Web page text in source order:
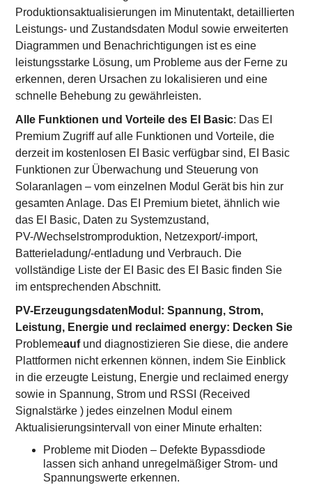
Produktionsaktualisierungen im Minutentakt, detaillierten
Leistungs- und Zustandsdaten Modul sowie erweiterten
Diagrammen und Benachrichtigungen ist es eine
leistungsstarke Lösung, um Probleme aus der Ferne zu
erkennen, deren Ursachen zu lokalisieren und eine
schnelle Behebung zu gewährleisten.
Alle Funktionen und Vorteile des EI Basic: Das EI
Premium Zugriff auf alle Funktionen und Vorteile, die
derzeit im kostenlosen EI Basic verfügbar sind, EI Basic
Funktionen zur Überwachung und Steuerung von
Solaranlagen – vom einzelnen Modul Gerät bis hin zur
gesamten Anlage. Das EI Premium bietet, ähnlich wie
das EI Basic, Daten zu Systemzustand,
PV-/Wechselstromproduktion, Netzexport/-import,
Batterieladung/-entladung und Verbrauch. Die
vollständige Liste der EI Basic des EI Basic finden Sie
im entsprechenden Abschnitt.
PV-ErzeugungsdatenModul: Spannung, Strom,
Leistung, Energie und reclaimed energy: Decken Sie
Problemeauf und diagnostizieren Sie diese, die andere
Plattformen nicht erkennen können, indem Sie Einblick
in die erzeugte Leistung, Energie und reclaimed energy
sowie in Spannung, Strom und RSSI (Received
Signalstärke ) jedes einzelnen Modul einem
Aktualisierungsintervall von einer Minute erhalten:
Probleme mit Dioden – Defekte Bypassdiode
lassen sich anhand unregelmäßiger Strom- und
Spannungswerte erkennen.